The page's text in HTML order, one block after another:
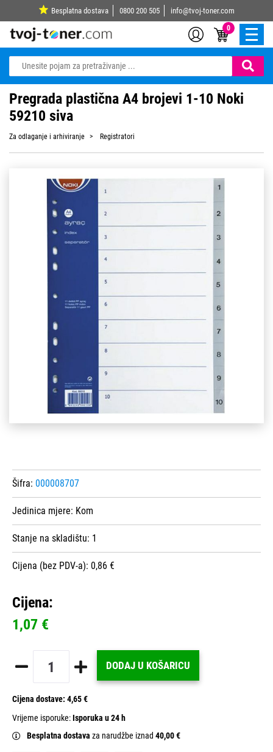
Besplatna dostava 0800 200 505 info@tvoj-toner.com
0
Pregrada plastična A4 brojevi 1-10 Noki
59210 siva
Za odlaganje i arhiviranje Registratori
Šifra: 000008707
Jedinica mjere: Kom
Stanje na skladištu: 1
Cijena (bez PDV-a): 0,86 €
Cijena:
1,07 €
DODAJ U KOŠARICU
Cijena dostave: 4,65 €
Vrijeme isporuke:Isporuka u 24 h
Besplatna dostava za narudžbe iznad 40,00 €